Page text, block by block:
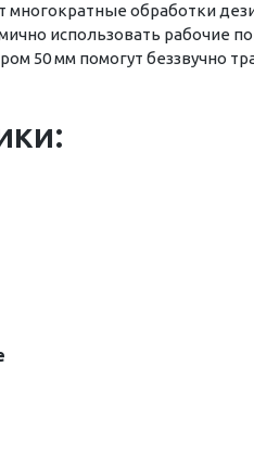
многократные обработки
использовать рабочие
50 мм помогут беззвучно